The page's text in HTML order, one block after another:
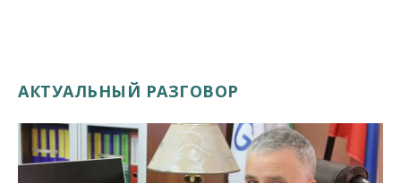
АКТУАЛЬНЫЙ РАЗГОВОР